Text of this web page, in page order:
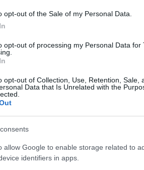
opt-out of the Sale of my Personal Data.
opt-out of processing my Personal Data for
opt-out of Collection, Use, Retention, Sale,
Data that Is Unrelated with the
allow Google to enable storage related to
identifiers in apps.
ΔΕΛΤΊΟ
Δύο συλλήψεις για
– Κατασχέθηκαν
και 10.550
TEAM
με